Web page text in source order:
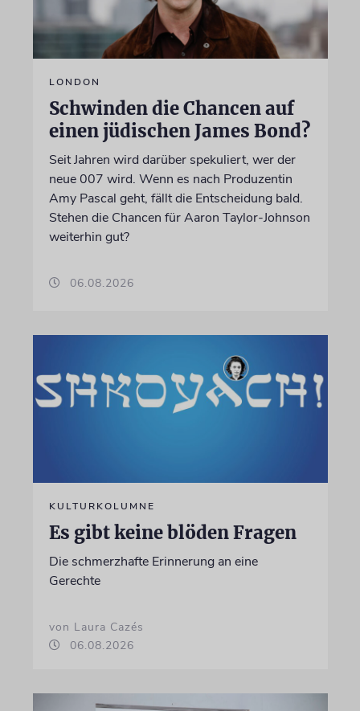
LONDON
Schwinden die Chancen auf
einen jüdischen James Bond?
Seit Jahren wird darüber spekuliert, wer der
neue 007 wird. Wenn es nach Produzentin
Amy Pascal geht, fällt die Entscheidung bald.
Stehen die Chancen für Aaron Taylor-Johnson
weiterhin gut?
06.08.2026
KULTURKOLUMNE
Es gibt keine blöden Fragen
Die schmerzhafte Erinnerung an eine
Gerechte
von Laura Cazés
06.08.2026